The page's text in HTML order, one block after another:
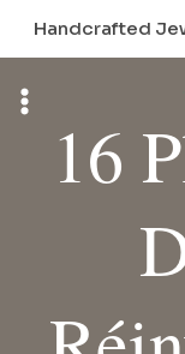
content
Handcrafted
16